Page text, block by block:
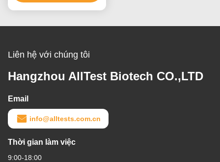
CE và độ chính xác cao
Liên hệ với chúng tôi
Hangzhou AllTest Biotech CO.,LTD
Email
info@alltests.com.cn
Thời gian làm việc
9:00-18:00